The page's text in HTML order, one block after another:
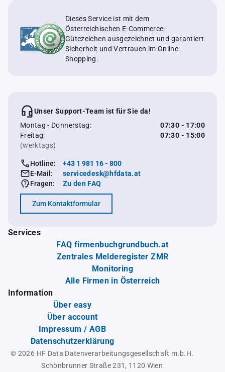
Dieses Service ist mit dem
Österreichischen E-Commerce-
Gütezeichen ausgezeichnet und garantiert
Sicherheit und Vertrauen im Online-
Shopping.
Unser Support-Team ist für Sie da!
Montag - Donnerstag:
07:30 - 17:00
Freitag:
07:30 - 15:00
(werktags)
Hotline:
+43 1 981 16 - 800
E-Mail:
servicedesk@hfdata.at
Fragen:
Zu den FAQ
Zum Kontaktformular
Services
FAQ firmenbuchgrundbuch.at
Zentrales Melderegister ZMR
Monitoring
Alle Firmen in Österreich
Information
Über easy
Über account
Impressum / AGB
Datenschutzerklärung
© 2026 HF Data Datenverarbeitungsgesellschaft m.b.H.
Schönbrunner Straße 231, 1120 Wien